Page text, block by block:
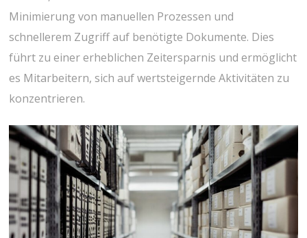
Minimierung von manuellen Prozessen und
schnellerem Zugriff auf benötigte Dokumente. Dies
führt zu einer erheblichen Zeitersparnis und ermöglicht
es Mitarbeitern, sich auf wertsteigernde Aktivitäten zu
konzentrieren.